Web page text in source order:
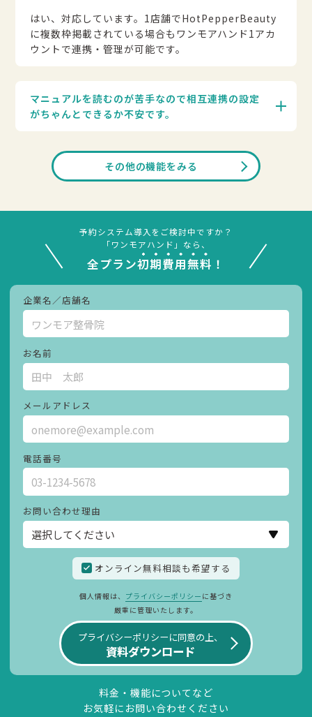
はい、対応しています。1店舗でHotPepperBeauty
に複数枠掲載されている場合もワンモアハンド1アカ
ウントで連携・管理が可能です。
マニュアルを読むのが苦手なので相互連携の設定
がちゃんとできるか不安です。
その他の機能をみる
予約システム導入をご検討中ですか？
「ワンモアハンド」なら、
全プラン初期費用無料 ！
企業名／店舗名
お名前
メールアドレス
電話番号
お問い合わせ理由
オンライン無料相談も希望する
個人情報は、 プライバシーポリシー に基づき
厳重に管理いたします。
プライバシーポリシーに同意の上、
資料ダウンロード
料金・機能についてなど
お気軽にお問い合わせください